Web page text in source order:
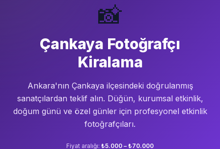
📸
Çankaya Fotoğrafçı
Kiralama
Ankara'nın Çankaya ilçesindeki doğrulanmış
sanatçılardan teklif alın. Düğün, kurumsal etkinlik,
doğum günü ve özel günler için profesyonel etkinlik
fotoğrafçıları.
Fiyat aralığı: ₺5.000 – ₺70.000